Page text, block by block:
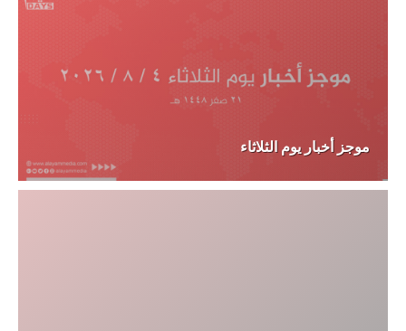
موجز أخبار يوم الثلاثاء